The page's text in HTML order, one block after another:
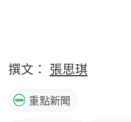
撰文： 張思琪
重點新聞